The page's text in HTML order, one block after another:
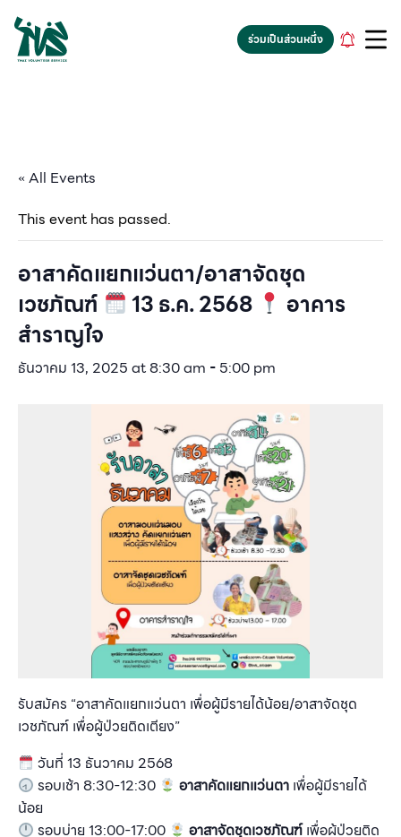
gv-5iuoxpem74qfjw.dv.googlehosted.com
ร่วมเป็นส่วนหนึ่ง
« All Events
This event has passed.
อาสาคัดแยกแว่นตา/อาสาจัดชุด
เวชภัณฑ์
13 ธ.ค. 2568
อาคาร
สำราญใจ
ธันวาคม 13, 2025 at 8:30 am - 5:00 pm
รับสมัคร “อาสาคัดแยกแว่นตา เพื่อผู้มีรายได้น้อย/อาสาจัดชุด
เวชภัณฑ์ เพื่อผู้ป่วยติดเตียง”
วันที่ 13 ธันวาคม 2568
รอบเช้า 8:30-12:30
อาสาคัดแยกแว่นตา เพื่อผู้มีรายได้
น้อย
รอบบ่าย 13:00-17:00
อาสาจัดชุดเวชภัณฑ์เพื่อผู้ป่วยติด